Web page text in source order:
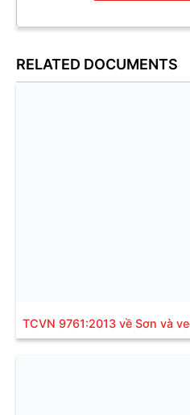
RELATED DOCUMENTS
TCVN 9761:2013 về Sơn và